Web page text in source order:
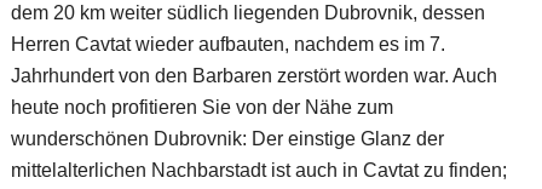
dem 20 km weiter südlich liegenden Dubrovnik, dessen
Herren Cavtat wieder aufbauten, nachdem es im 7.
Jahrhundert von den Barbaren zerstört worden war. Auch
heute noch profitieren Sie von der Nähe zum
wunderschönen Dubrovnik: Der einstige Glanz der
mittelalterlichen Nachbarstadt ist auch in Cavtat zu finden;